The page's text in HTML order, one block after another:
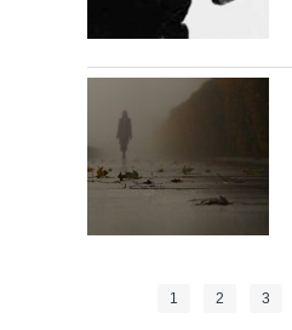
1 2 3